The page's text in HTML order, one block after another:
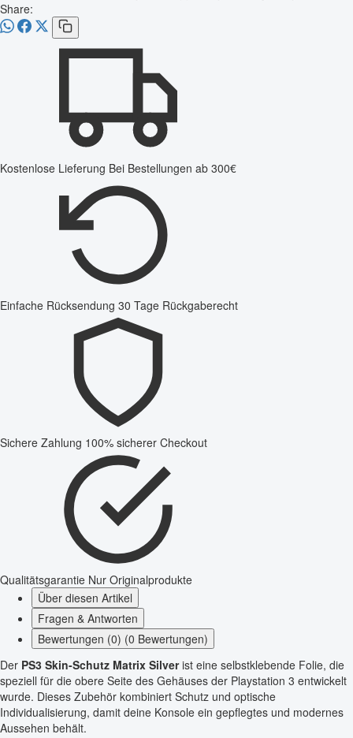
Share:
Kostenlose Lieferung Bei Bestellungen ab 300€
Einfache Rücksendung 30 Tage Rückgaberecht
Sichere Zahlung 100% sicherer Checkout
Qualitätsgarantie Nur Originalprodukte
Über diesen Artikel
Fragen & Antworten
Bewertungen (0) (0 Bewertungen)
Der PS3 Skin-Schutz Matrix Silverist eine selbstklebende Folie, die
speziell für die obere Seite des Gehäuses der Playstation 3 entwickelt
wurde. Dieses Zubehör kombiniert Schutz und optische
Individualisierung, damit deine Konsole ein gepflegtes und modernes
Aussehen behält.